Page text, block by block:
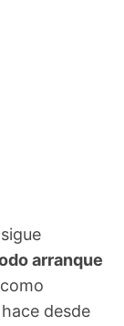
arranque
desde